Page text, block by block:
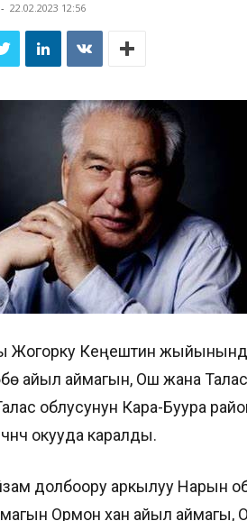
- 22.02.2023 12:56
Жогорку Кеңештин
айыл аймагын, Ош жана
облусунун Кара-Буура
окууда каралды.
долбоору аркылуу Нарын
Ормон хан айыл аймагы,